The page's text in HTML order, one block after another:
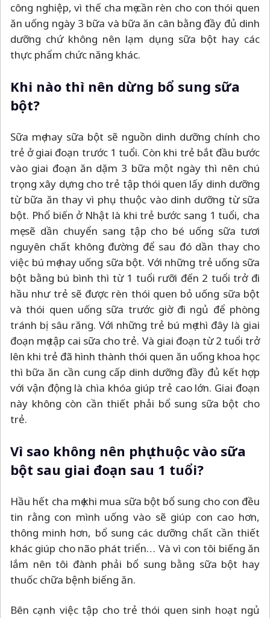
công nghiệp, vì thế cha mẹ cần rèn cho con thói quen
ăn uống ngày 3 bữa và bữa ăn cân bằng đầy đủ dinh
dưỡng chứ không nên lạm dụng sữa bột hay các
thực phẩm chức năng khác.
Khi nào thì nên dừng bổ sung sữa
bột?
Sữa mẹ hay sữa bột sẽ nguồn dinh dưỡng chính cho
trẻ ở giai đoạn trước 1 tuổi. Còn khi trẻ bắt đầu bước
vào giai đoạn ăn dặm 3 bữa một ngày thì nên chú
trọng xây dựng cho trẻ tập thói quen lấy dinh dưỡng
từ bữa ăn thay vì phụ thuộc vào dinh dưỡng từ sữa
bột. Phổ biến ở Nhật là khi trẻ bước sang 1 tuổi, cha
mẹ sẽ dần chuyển sang tập cho bé uống sữa tươi
nguyên chất không đường để sau đó dần thay cho
việc bú mẹ hay uống sữa bột. Với những trẻ uống sữa
bột bằng bú bình thì từ 1 tuổi rưỡi đến 2 tuổi trở đi
hầu như trẻ sẽ được rèn thói quen bỏ uống sữa bột
và thói quen uống sữa trước giờ đi ngủ để phòng
tránh bị sâu răng. Với những trẻ bú mẹ thì đây là giai
đoạn mẹ tập cai sữa cho trẻ. Và giai đoạn từ 2 tuổi trở
lên khi trẻ đã hình thành thói quen ăn uống khoa học
thì bữa ăn cần cung cấp dinh dưỡng đầy đủ kết hợp
với vận động là chìa khóa giúp trẻ cao lớn. Giai đoạn
này không còn cần thiết phải bổ sung sữa bột cho
trẻ.
Vì sao không nên phụ thuộc vào sữa
bột sau giai đoạn sau 1 tuổi?
Hầu hết cha mẹ khi mua sữa bột bổ sung cho con đều
tin rằng con mình uống vào sẽ giúp con cao hơn,
thông minh hơn, bổ sung các dưỡng chất cần thiết
khác giúp cho não phát triển… Và vì con tôi biếng ăn
lắm nên tôi đành phải bổ sung bằng sữa bột hay
thuốc chữa bệnh biếng ăn.
Bên cạnh việc tập cho trẻ thói quen sinh hoạt ngủ